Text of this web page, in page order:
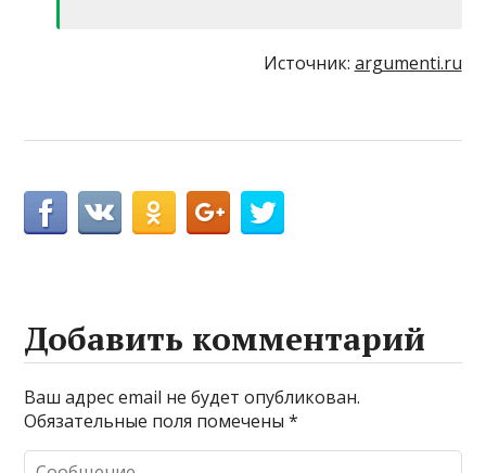
Источник: argumenti.ru
Добавить комментарий
Ваш адрес email не будет опубликован.
Обязательные поля помечены*